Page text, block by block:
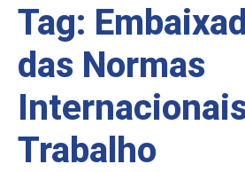
Tag:
das Normas
Trabalho